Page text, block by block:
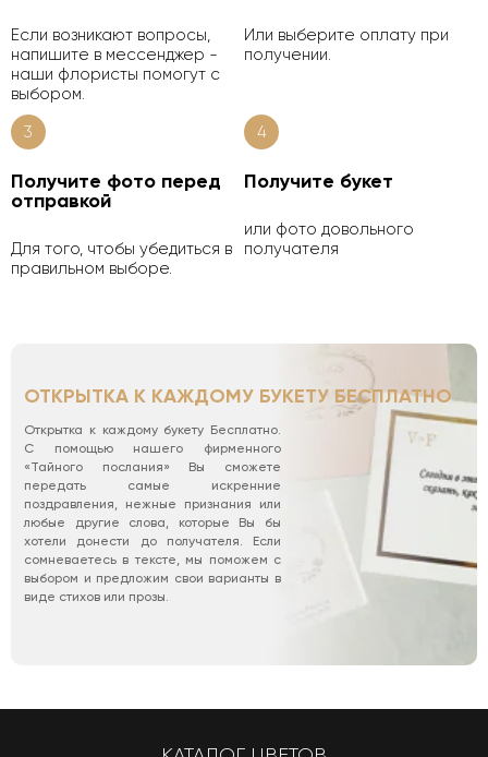
Если возникают вопросы,
напишите в мессенджер -
наши флористы помогут с
выбором.
Или выберите оплату при
получении.
3
Получите фото перед
отправкой
Для того, чтобы убедиться в
правильном выборе.
4
Получите букет
или фото довольного
получателя
ОТКРЫТКА К КАЖДОМУ БУКЕТУ БЕСПЛАТНО
Открытка к каждому букету Бесплатно.
С помощью нашего фирменного
«Тайного послания» Вы сможете
передать самые искренние
поздравления, нежные признания или
любые другие слова, которые Вы бы
хотели донести до получателя. Если
сомневаетесь в тексте, мы поможем с
выбором и предложим свои варианты в
виде стихов или прозы.